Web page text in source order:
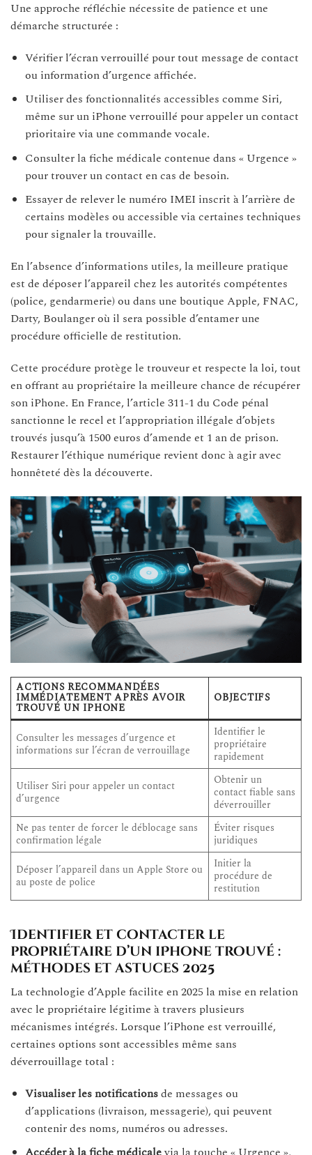
Une approche réfléchie nécessite de patience et une
démarche structurée :
Vérifier l’écran verrouillé pour tout message de contact
ou information d’urgence affichée.
Utiliser des fonctionnalités accessibles comme Siri,
même sur un iPhone verrouillé pour appeler un contact
prioritaire via une commande vocale.
Consulter la fiche médicale contenue dans « Urgence »
pour trouver un contact en cas de besoin.
Essayer de relever le numéro IMEI inscrit à l’arrière de
certains modèles ou accessible via certaines techniques
pour signaler la trouvaille.
En l’absence d’informations utiles, la meilleure pratique
est de déposer l’appareil chez les autorités compétentes
(police, gendarmerie) ou dans une boutique Apple, FNAC,
Darty, Boulanger où il sera possible d’entamer une
procédure officielle de restitution.
Cette procédure protège le trouveur et respecte la loi, tout
en offrant au propriétaire la meilleure chance de récupérer
son iPhone. En France, l’article 311-1 du Code pénal
sanctionne le recel et l’appropriation illégale d’objets
trouvés jusqu’à 1500 euros d’amende et 1 an de prison.
Restaurer l’éthique numérique revient donc à agir avec
honnêteté dès la découverte.
ACTIONS RECOMMANDÉES
IMMÉDIATEMENT APRÈS AVOIR
TROUVÉ UN IPHONE
OBJECTIFS
Consulter les messages d’urgence et
informations sur l’écran de verrouillage
Identifier le
propriétaire
rapidement
Utiliser Siri pour appeler un contact
d’urgence
Obtenir un
contact fiable sans
déverrouiller
Ne pas tenter de forcer le déblocage sans
confirmation légale
Éviter risques
juridiques
Déposer l’appareil dans un Apple Store ou
au poste de police
Initier la
procédure de
restitution
Identifier et contacter le
propriétaire d’un iPhone trouvé :
méthodes et astuces 2025
La technologie d’Apple facilite en 2025 la mise en relation
avec le propriétaire légitime à travers plusieurs
mécanismes intégrés. Lorsque l’iPhone est verrouillé,
certaines options sont accessibles même sans
déverrouillage total :
Visualiser les notificationsde messages ou
d’applications (livraison, messagerie), qui peuvent
contenir des noms, numéros ou adresses.